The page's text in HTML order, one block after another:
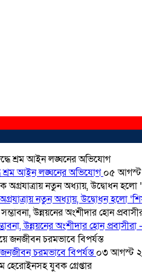
শ্রম আইন লঙ্ঘনের অভিযোগ০৫
নতুন অধ্যায়, উদ্বোধন হলো
উন্নয়নের অংশীদার হোন
চরমভাবে বিপর্যস্ত০৩ আগস্ট